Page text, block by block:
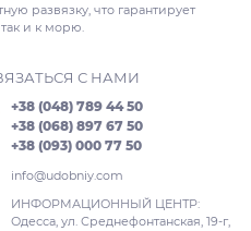
развязку, что гарантирует
так и к морю.
С НАМИ
+38 (048) 789 44 50
+38 (068) 897 67 50
+38 (093) 000 77 50
info@udobniy.com
ИНФОРМАЦИОННЫЙ ЦЕНТР:
Одесса, ул. Среднефонтанская, 19-г,